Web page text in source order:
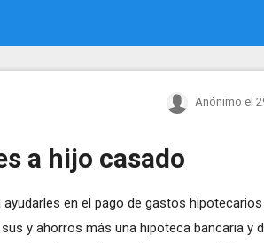
Anónimo el
a hijo casado
en el pago de gastos
y ahorros más una hipoteca bancaria y